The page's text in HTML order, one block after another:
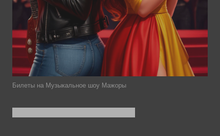
Билеты на Музыкальное шоу Мажоры